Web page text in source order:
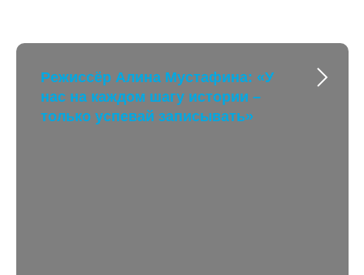
Режиссёр Алина Мустафина: «У
нас на каждом шагу истории –
только успевай записывать»